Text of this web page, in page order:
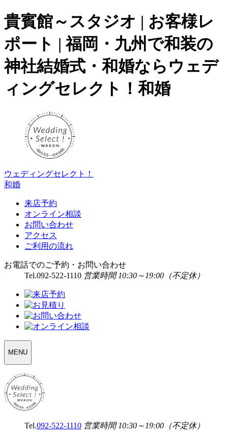
貴賓館～スタジオ | お客様レ
ポート | 福岡・九州で和装の
神社結婚式・和婚ならウェデ
ィングセレクト！和婚
ウェディングセレクト！
和婚
来店予約
オンライン相談
お問い合わせ
アクセス
ご利用の流れ
お電話でのご予約・お問い合わせ
Tel.092-522-1110 営業時間 10:30～19:00（不定休）
SELECT
MENU
Tel.092-522-1110 営業時間 10:30～19:00（不定休）